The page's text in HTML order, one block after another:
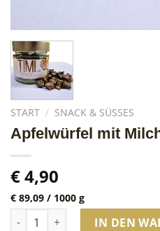
START / SNACK & SÜSSES
Apfelwürfel mit
€4,90
€ 89,09/ 1000 g
Apfelwürfel mit
IN DEN